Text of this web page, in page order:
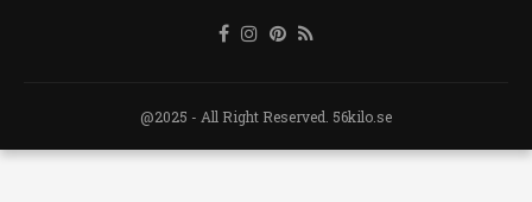
@2025 - All Right Reserved. 56kilo.se